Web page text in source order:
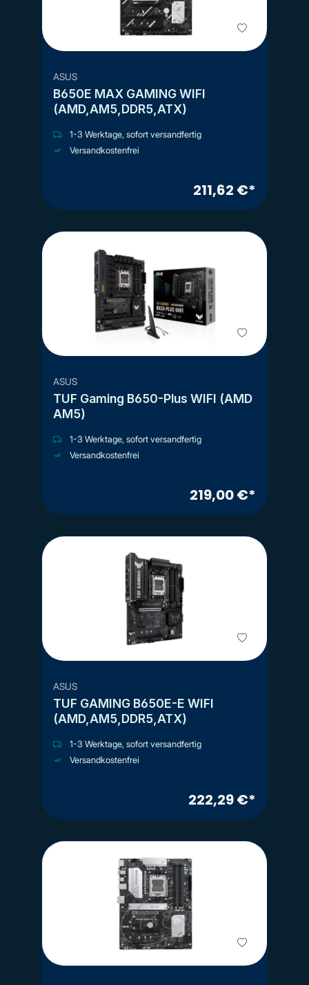
ASUS
B650E MAX GAMING WIFI
(AMD,AM5,DDR5,ATX)
1-3 Werktage, sofort versandfertig
Versandkostenfrei
211,62 €*
ASUS
TUF Gaming B650-Plus WIFI (AMD
AM5)
1-3 Werktage, sofort versandfertig
Versandkostenfrei
219,00 €*
ASUS
TUF GAMING B650E-E WIFI
(AMD,AM5,DDR5,ATX)
1-3 Werktage, sofort versandfertig
Versandkostenfrei
222,29 €*